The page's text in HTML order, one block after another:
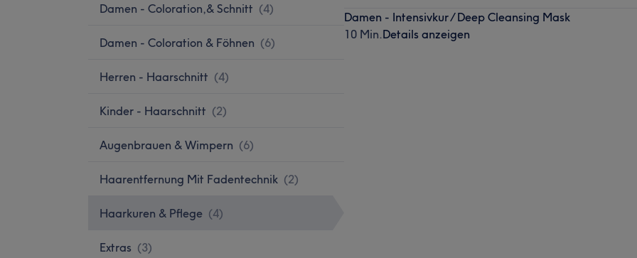
Damen - Coloration,& Schnitt (4)
Damen - Coloration & Föhnen (6)
Herren - Haarschnitt (4)
Kinder - Haarschnitt (2)
Augenbrauen & Wimpern (6)
Haarentfernung Mit Fadentechnik (2)
Haarkuren & Pflege (4)
Extras (3)
Damen - Intensivkur / Deep Cleansing Mask
10 Min.Details anzeigen